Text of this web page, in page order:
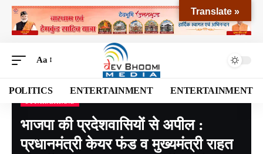
Aa
POLITICS ENTERTAINMENT ENTERTAINMENT
Devbhoomi Media>Blog>NATIONAL>UTTARAKHAND>
भाजपा की प्रदेशवासियों से अपील :
प्रधानमंत्री केयर फंड व मुख्यमंत्री राहत
Translate »